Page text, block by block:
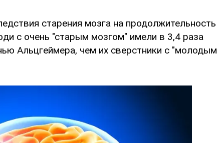
старения мозга на продолжительность
с очень "старым мозгом" имели в 3,4 раза
Альцгеймера, чем их сверстники с "молодым